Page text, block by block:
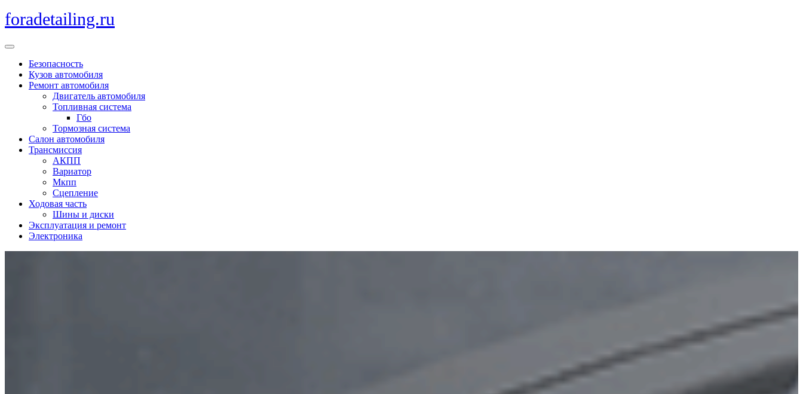
Перейти
к
foradetailing.ru
Кнопка
ОткрытьБезопасность
Кузов автомобиля
Ремонт автомобиля
Двигатель автомобиля
Топливная система
Гбо
Тормозная система
Салон автомобиля
Трансмиссия
АКПП
Вариатор
Мкпп
Сцепление
Ходовая часть
Шины и диски
Эксплуатация и ремонт
Электроника